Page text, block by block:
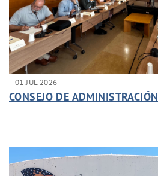
01 JUL 2026
CONSEJO DE ADMINISTRACIÓN